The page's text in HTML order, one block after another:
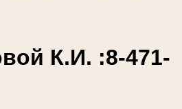
К.И. :8-471-